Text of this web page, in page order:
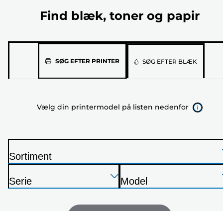
Find blæk, toner og papir
SØG EFTER PRINTERVælg
listen
SØG EFTER BLÆK
Vælg din printermodel på listen nedenfor
Tryk
Enter
P
Sortiment
Tryk
Enter
P
Serie
Tryk
Enter
P
r
Model